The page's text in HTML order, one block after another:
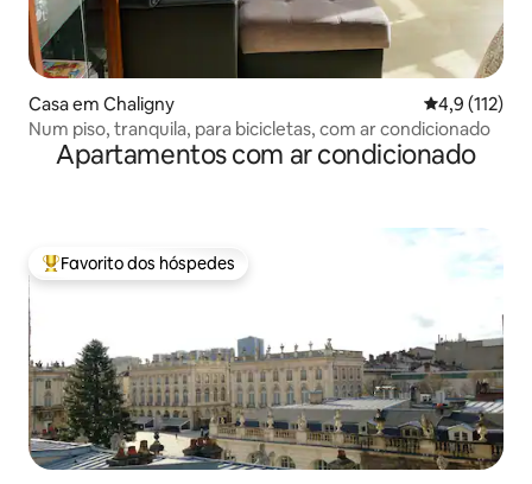
Casa em Chaligny
4,9 (112)
Num piso, tranquila, para bicicletas, com ar condicionado
Apartamentos com ar condicionado
Favoritos dos hóspedes mais apreciados
Favorito dos hóspedes